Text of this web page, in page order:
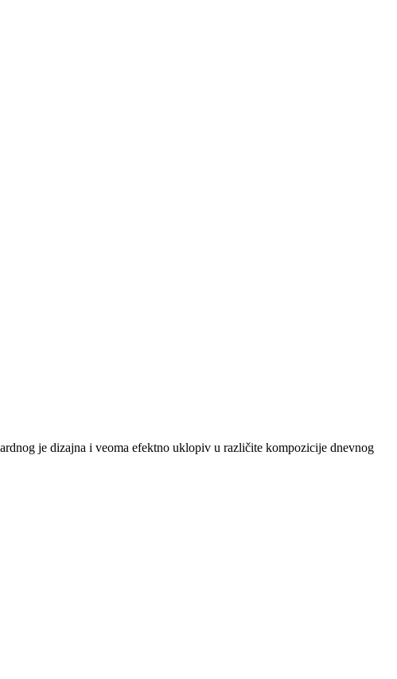
je dizajna i veoma efektno uklopiv u različite kompozicije dnevnog